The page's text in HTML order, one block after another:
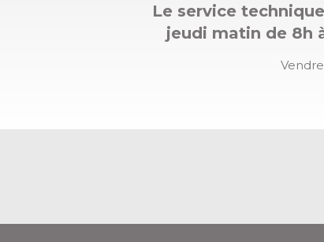
Le service
jeudi matin de 8h